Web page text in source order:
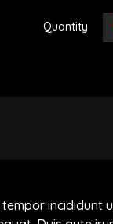
Quantity
incididunt